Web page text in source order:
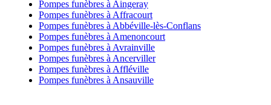
Pompes funèbres à Aingeray
Pompes funèbres à Affracourt
Pompes funèbres à Abbéville-lès-Conflans
Pompes funèbres à Amenoncourt
Pompes funèbres à Avrainville
Pompes funèbres à Ancerviller
Pompes funèbres à Affléville
Pompes funèbres à Ansauville